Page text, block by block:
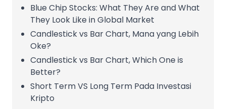
Blue Chip Stocks: What They Are and What
They Look Like in Global Market
Candlestick vs Bar Chart, Mana yang Lebih
Oke?
Candlestick vs Bar Chart, Which One is
Better?
Short Term VS Long Term Pada Investasi
Kripto